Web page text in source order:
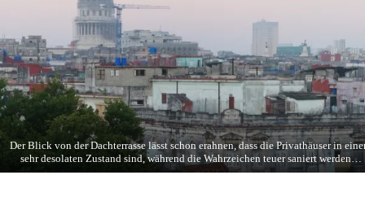
Der Blick von der Dachterrasse lässt schon erahnen, dass die Privathäuser in
sehr desolaten Zustand sind, während die Wahrzeichen teuer saniert werden…